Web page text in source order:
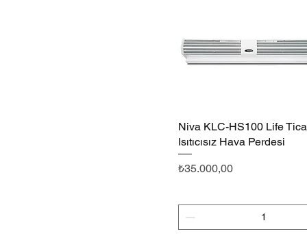
Hızlı Bakış
Niva KLC-HS100 Life
Isıtıcısız Hava Perdesi
Fiyat
₺35.000,00